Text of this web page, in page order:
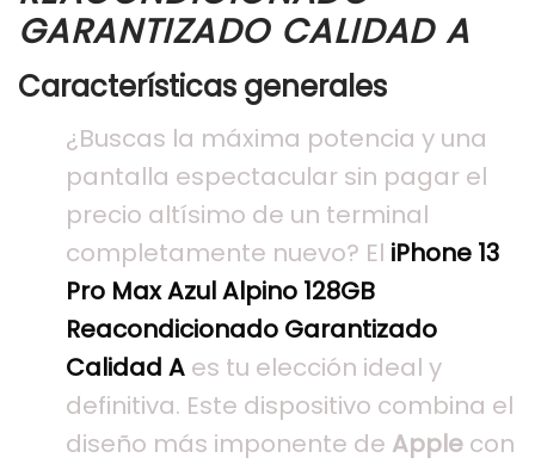
GARANTIZADO CALIDAD A
Características generales
¿Buscas la máxima potencia y una
pantalla espectacular sin pagar el
precio altísimo de un terminal
completamente nuevo? El iPhone 13
Pro Max Azul Alpino 128GB
Reacondicionado Garantizado
Calidad A es tu elección ideal y
definitiva. Este dispositivo combina el
diseño más imponente de Apple con